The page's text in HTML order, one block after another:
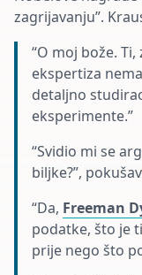
zagrijavanju”.
“O moj bože.
ekspertiza
detaljno
eksperimente.”
“Svidio mi se
biljke?”,
“Da, Freeman
podatke, što je
prije nego što